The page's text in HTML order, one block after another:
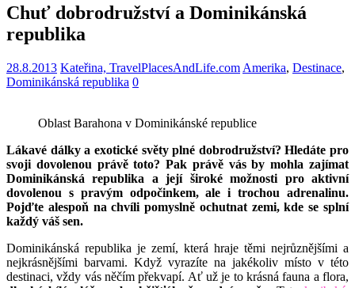
Chuť dobrodružství a Dominikánská
republika
28.8.2013 Kateřina, TravelPlacesAndLife.com Amerika, Destinace,
Dominikánská republika 0
Oblast Barahona v Dominikánské republice
Lákavé dálky a exotické světy plné dobrodružství? Hledáte pro
svoji dovolenou právě toto? Pak právě vás by mohla zajímat
Dominikánská republika a její široké možnosti pro aktivní
dovolenou s pravým odpočinkem, ale i trochou adrenalinu.
Pojďte alespoň na chvíli pomyslně ochutnat zemi, kde se splní
každý váš sen.
Dominikánská republika je zemí, která hraje těmi nejrůznějšími a
nejkrásnějšími barvami. Když vyrazíte na jakékoliv místo v této
destinaci, vždy vás něčím překvapí. Ať už je to krásná fauna a flora,